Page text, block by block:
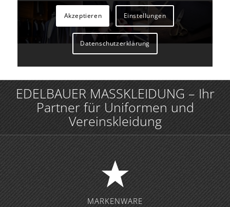
EDELBAUER MASSKLEIDUNG – Ihr
Partner für Uniformen und
Vereinskleidung
MARKENWARE
Akzeptieren Einstellungen
Datenschutzerklärung